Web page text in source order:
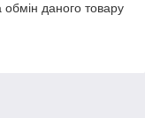
даного товару